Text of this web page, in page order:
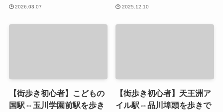
2026.03.07 2025.12.10
【街歩き初心者】こどもの
国駅⇔玉川学園前駅を歩き
【街歩き初心者】天王洲ア
イル駅⇔品川埠頭を歩きで